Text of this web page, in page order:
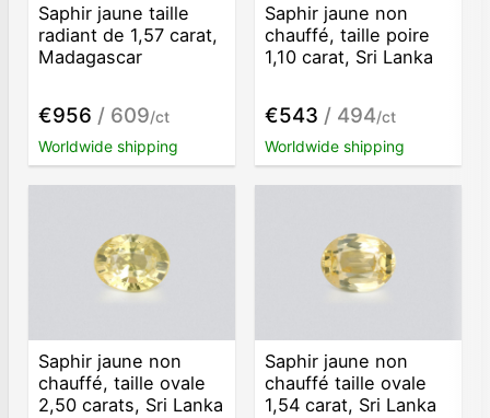
Saphir jaune taille
radiant de 1,57 carat,
Madagascar
€956 / 609/ct
Worldwide shipping
Saphir jaune non
chauffé, taille poire
1,10 carat, Sri Lanka
€543 / 494/ct
Worldwide shipping
Saphir jaune non
chauffé, taille ovale
2,50 carats, Sri Lanka
Saphir jaune non
chauffé taille ovale
1,54 carat, Sri Lanka